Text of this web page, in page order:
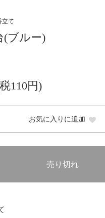
立て
(ブルー)
110円)
お気に入りに追加
売り切れ